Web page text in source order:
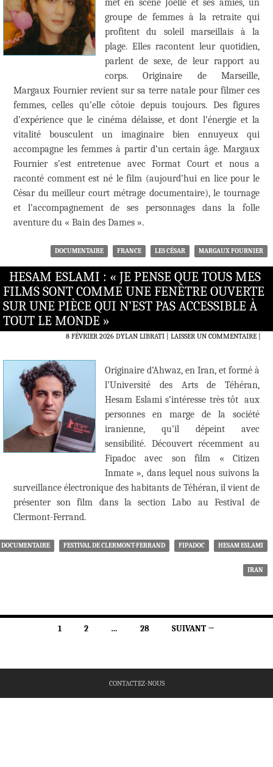
met en scène Joëlle et ses amies, un
groupe de femmes à la retraite qui
profitent du soleil marseillais à la
plage. Elles racontent leur quotidien,
parlent de sexe, de leur rapport au
corps. Originaire de Marseille,
Margaux Fournier revient sur sa terre natale pour filmer ces
femmes, celles qu’elle côtoie depuis toujours. Des figures
d’expérience que le cinéma délaisse, et dont l’énergie et la
vitalité bousculent un imaginaire bien ennuyeux qui
accompagne les femmes à partir d’un certain âge. Margaux
Fournier s’est entretenue avec Format Court et nous a
raconté comment est né le film (aujourd’hui en lice pour le
César du meilleur court métrage documentaire), le tournage
et l’accompagnement de ses personnages dans la folle
aventure du « Bain des Dames ».
DOCUMENTAIRE FRANCE LES CÉSAR MARGAUX FOURNIER
HESAM ESLAMI : « JE PENSE QUE TOUS MES
FILMS SONT COMME UNE FENÊTRE OUVERTE
SUR UNE PIÈCE QUI N’EST PAS ACCESSIBLE À
TOUT LE MONDE »
8 FÉVRIER 2026 DYLAN LIBRATI LAISSER UN COMMENTAIRE|
Originaire d’Ahwaz, en Iran, et formé à
l’Université des Arts de Téhéran,
Hesam Eslami s’intéresse très tôt aux
personnes en marge de la société
iranienne, qu’il dépeint avec
sensibilité. Découvert récemment au
Fipadoc avec son film « Citizen
Inmate », dans lequel nous suivons la
surveillance électronique des habitants de Téhéran, il vient de
présenter son film dans la section Labo au Festival de
Clermont-Ferrand.
DOCUMENTAIRE FESTIVAL DE CLERMONT-FERRAND FIPADOC HESAM ESLAMI
IRAN
Navigation
1 2 … 28 SUIVANT →
CONTACTEZ-NOUS